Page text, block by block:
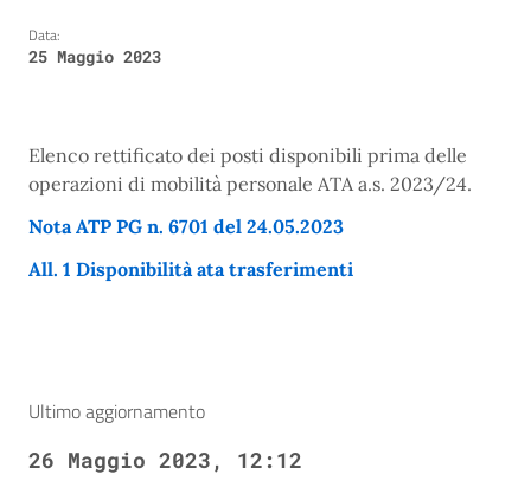
Data:
25 Maggio 2023
Elenco rettificato dei posti disponibili prima delle
operazioni di mobilità personale ATA a.s. 2023/24.
Nota ATP PG n. 6701 del 24.05.2023
All. 1 Disponibilità ata trasferimenti
Ultimo aggiornamento
26 Maggio 2023, 12:12